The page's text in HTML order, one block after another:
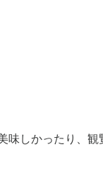
しかったり、